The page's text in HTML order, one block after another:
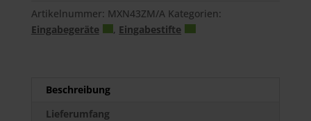
Menge
Artikelnummer: MXN43ZM/A Kategorien:
Eingabegeräte
, Eingabestifte
Beschreibung
Lieferumfang